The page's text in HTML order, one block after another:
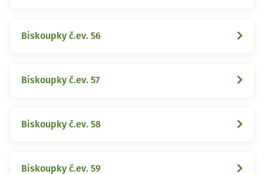
Biskoupky č.ev. 56
Biskoupky č.ev. 57
Biskoupky č.ev. 58
Biskoupky č.ev. 59